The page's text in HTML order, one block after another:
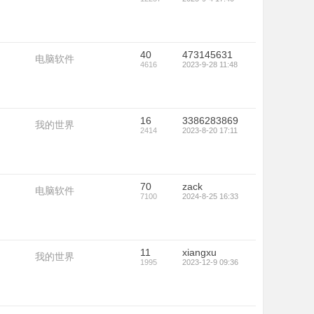
电脑软件 40
4616
473145631
2023-9-28 11:48
我的世界 16
2414
3386283869
2023-8-20 17:11
电脑软件 70
7100
zack
2024-8-25 16:33
我的世界 11
1995
xiangxu
2023-12-9 09:36